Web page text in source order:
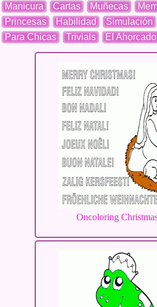
Manicura
Cartas Muñecas
Princesas
Habilidad Simulación
Para Chicas
Trivials El Ahorcado
Oncoloring